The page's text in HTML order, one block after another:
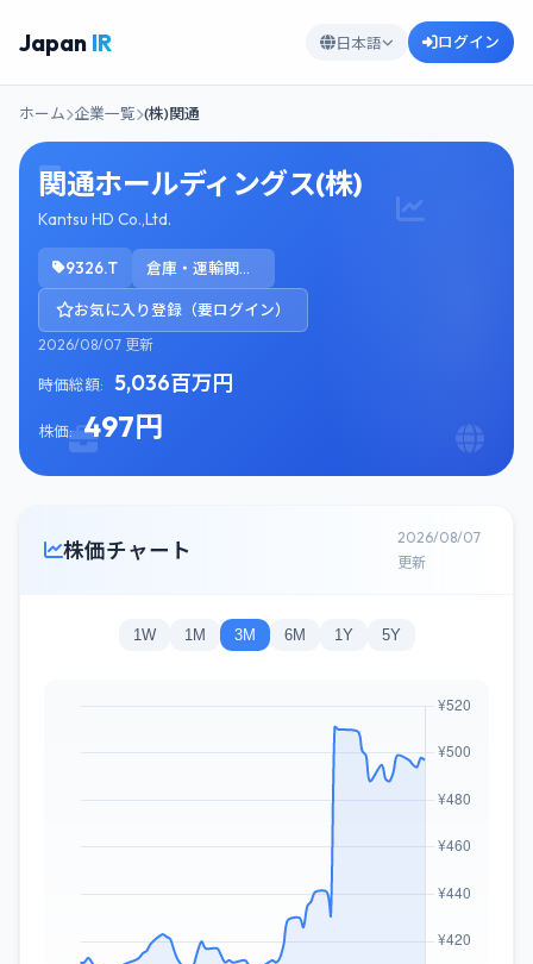
Japan IR 日本語 ログイン
ホーム 企業一覧 (株)関通
関通ホールディングス(株)
Kantsu HD Co.,Ltd.
9326.T 倉庫・運輸関連業
お気に入り登録（要ログイン）
2026/08/07 更新
時価総額: 5,036百万円
株価: 497円
株価チャート
2026/08/07
更新
1W 1M 3M 6M 1Y 5Y